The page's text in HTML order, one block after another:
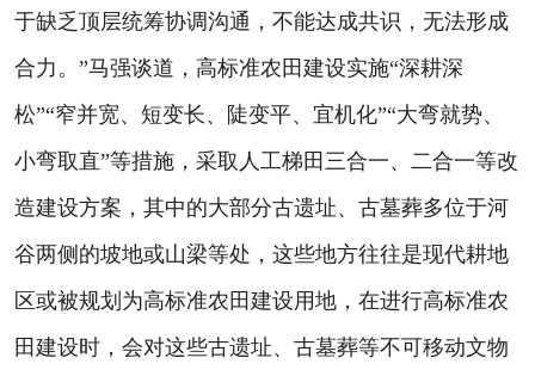
于缺乏顶层统筹协调沟通，不能达成共识，无法形成
合力。”马强谈道，高标准农田建设实施“深耕深
松”“窄并宽、短变长、陡变平、宜机化”“大弯就势、
小弯取直”等措施，采取人工梯田三合一、二合一等改
造建设方案，其中的大部分古遗址、古墓葬多位于河
谷两侧的坡地或山梁等处，这些地方往往是现代耕地
区或被规划为高标准农田建设用地，在进行高标准农
田建设时，会对这些古遗址、古墓葬等不可移动文物